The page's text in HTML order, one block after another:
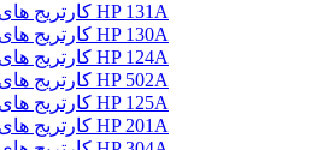
کارتریج های HP 131A
کارتریج های HP 130A
کارتریج های HP 124A
کارتریج های HP 502A
کارتریج های HP 125A
کارتریج های HP 201A